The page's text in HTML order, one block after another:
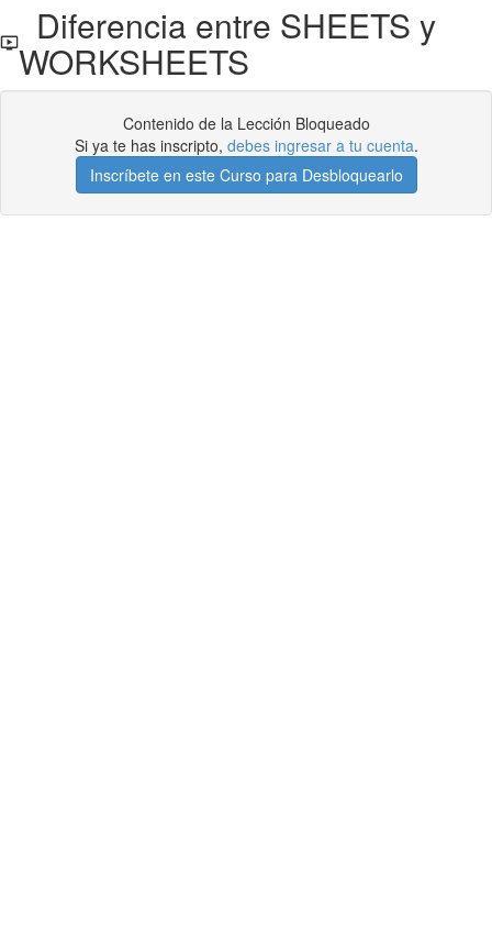
Diferencia entre SHEETS y
WORKSHEETS
Contenido de la Lección Bloqueado
Si ya te has inscripto, debes ingresar a tu cuenta.
Inscríbete en este Curso para Desbloquearlo